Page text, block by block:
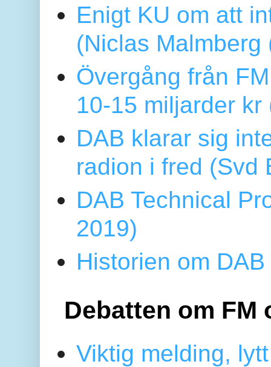
Enigt KU om att
(Niclas
Övergång från
10-15 miljarder kr
DAB klarar sig
radion i fred (Svd
DAB Technical
2019)
Historien om
Debatten om FM
Viktig melding,